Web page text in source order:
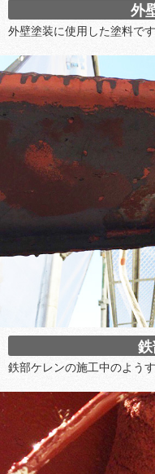
外
外壁塗装に使用した塗料です
鉄部ケレンの施工中のようす